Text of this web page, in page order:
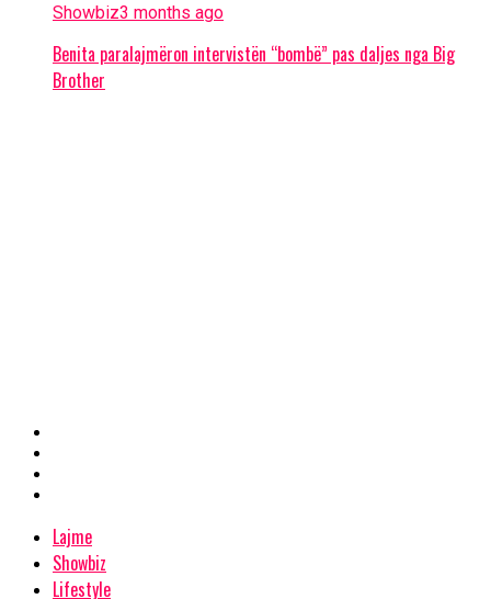
Showbiz3 months ago
Benita paralajmëron intervistën “bombë” pas daljes nga Big
Brother
Lajme
Showbiz
Lifestyle